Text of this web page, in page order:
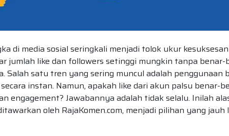
di media sosial seringkali menjadi tolok ukur kesuksesan
jumlah like dan followers setinggi mungkin tanpa benar-
satu tren yang sering muncul adalah penggunaan
instan. Namun, apakah like dari akun palsu benar-
engagement? Jawabannya adalah tidak selalu. Inilah
oleh RajaKomen.com, menjadi pilihan yang jauh